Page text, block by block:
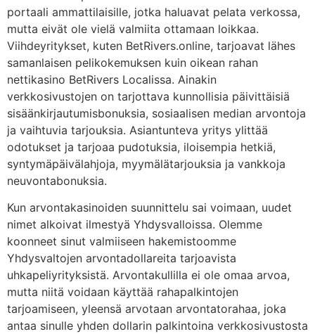
portaali ammattilaisille, jotka haluavat pelata verkossa,
mutta eivät ole vielä valmiita ottamaan loikkaa.
Viihdeyritykset, kuten BetRivers.online, tarjoavat lähes
samanlaisen pelikokemuksen kuin oikean rahan
nettikasino BetRivers Localissa. Ainakin
verkkosivustojen on tarjottava kunnollisia päivittäisiä
sisäänkirjautumisbonuksia, sosiaalisen median arvontoja
ja vaihtuvia tarjouksia. Asiantunteva yritys ylittää
odotukset ja tarjoaa pudotuksia, iloisempia hetkiä,
syntymäpäivälahjoja, myymälätarjouksia ja vankkoja
neuvontabonuksia.
Kun arvontakasinoiden suunnittelu sai voimaan, uudet
nimet alkoivat ilmestyä Yhdysvalloissa. Olemme
koonneet sinut valmiiseen hakemistoomme
Yhdysvaltojen arvontadollareita tarjoavista
uhkapeliyrityksistä. Arvontakullilla ei ole omaa arvoa,
mutta niitä voidaan käyttää rahapalkintojen
tarjoamiseen, yleensä arvotaan arvontatorahaa, joka
antaa sinulle yhden dollarin palkintoina verkkosivustosta